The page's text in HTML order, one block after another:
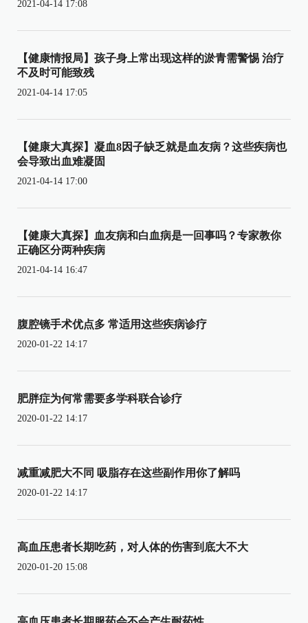
2021-04-14 17:08
【健康情报局】孩子身上常出现这样的淤青需警惕 治疗
不及时可能致残
2021-04-14 17:05
【健康大真探】凝血8因子缺乏就是血友病？这些疾病也
会导致出血难凝固
2021-04-14 17:00
【健康大真探】血友病和白血病是一回事吗？专家教你
正确区分两种疾病
2021-04-14 16:47
腹腔镜手术优点多 常适用这些疾病诊疗
2020-01-22 14:17
肥胖症为何常需要多学科联合诊疗
2020-01-22 14:17
减重减肥大不同 吸脂存在这些副作用你了解吗
2020-01-22 14:17
高血压患者长期吃药，对人体的伤害到底大不大
2020-01-20 15:08